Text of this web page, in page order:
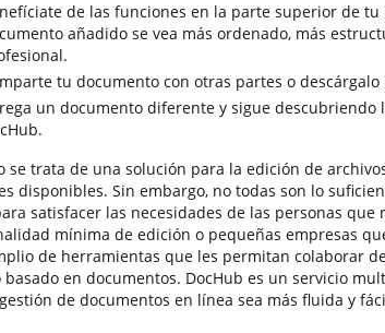
de las funciones en la parte superior de
añadido se vea más ordenado, más
tu documento con otras partes o
un documento diferente y sigue descubriendo
se trata de una solución para la edición de
disponibles. Sin embargo, no todas son lo
satisfacer las necesidades de las personas que
mínima de edición o pequeñas empresas
de herramientas que les permitan colaborar
en documentos. DocHub es un servicio
de documentos en línea sea más fluida y